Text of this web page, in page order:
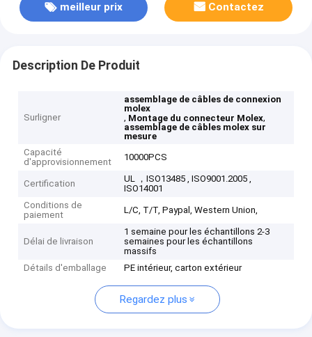
meilleur prix Contactez
Description De Produit
Surligner
assemblage de câbles de connexion
molex
, Montage du connecteur Molex,
assemblage de câbles molex sur
mesure
Capacité
d'approvisionnement
10000PCS
Certification
UL ，ISO13485 , ISO9001.2005 ,
ISO14001
Conditions de
paiement
L/C, T/T, Paypal, Western Union,
Délai de livraison
1 semaine pour les échantillons 2-3
semaines pour les échantillons
massifs
Détails d'emballage
PE intérieur, carton extérieur
Regardez plus